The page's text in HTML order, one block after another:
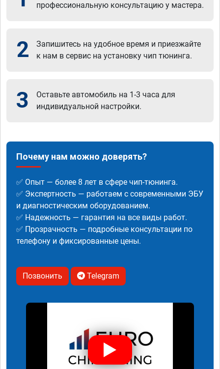
профессиональную консультацию у мастера.
2
Запишитесь на удобное время и приезжайте
к нам в сервис на установку чип тюнинга.
3
Оставьте автомобиль на 1-3 часа для
индивидуальной настройки.
Почему нам можно доверять?
✅ Опыт — более 8 лет в сфере чип-тюнинга.
✅ Экспертность — работаем с современными ЭБУ
и диагностическим оборудованием.
✅ Надежность — гарантия на все виды работ.
✅ Прозрачность — подробные консультации по
телефону и фиксированные цены.
Позвонить Telegram